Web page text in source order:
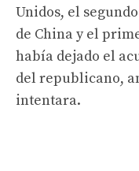
Unidos, el
de China y el
había dejado el
del republicano,
intentara.